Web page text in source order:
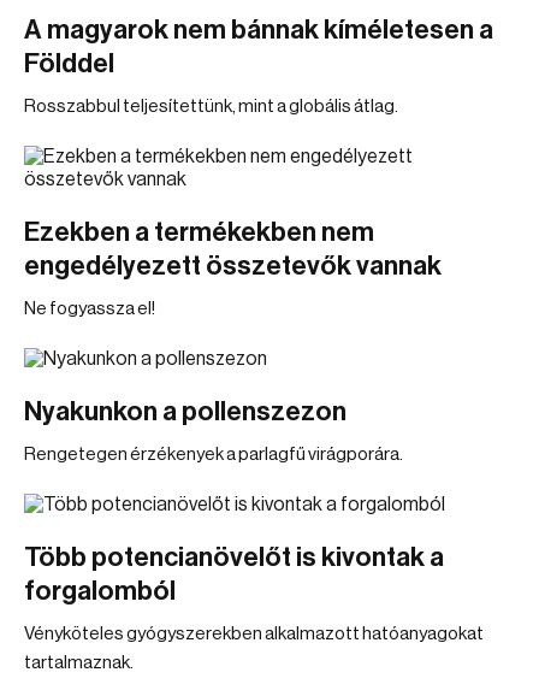
A magyarok nem bánnak kíméletesen a
Földdel
Rosszabbul teljesítettünk, mint a globális átlag.
Ezekben a termékekben nem
engedélyezett összetevők vannak
Ne fogyassza el!
Nyakunkon a pollenszezon
Rengetegen érzékenyek a parlagfű virágporára.
Több potencianövelőt is kivontak a
forgalomból
Vényköteles gyógyszerekben alkalmazott hatóanyagokat
tartalmaznak.